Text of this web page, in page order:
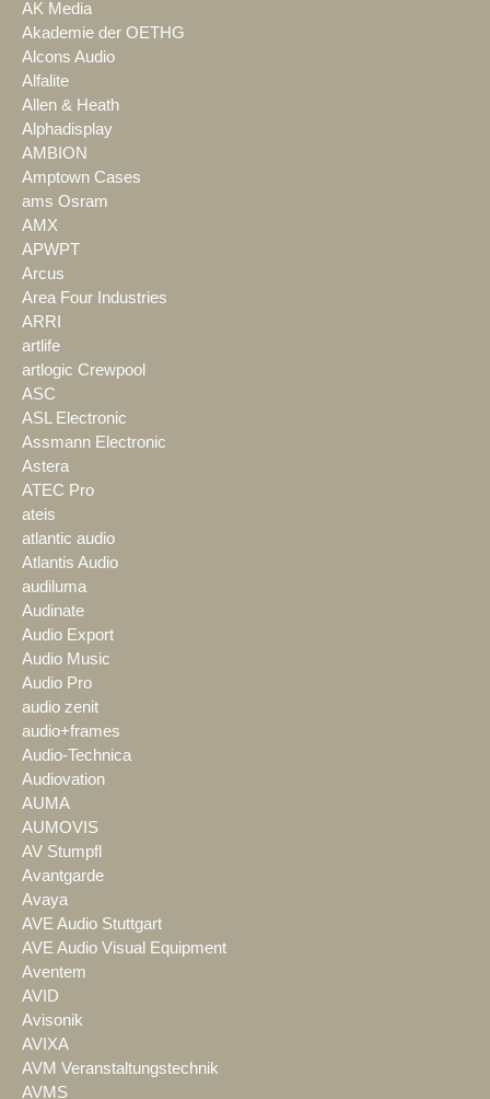
AK Media
Akademie der OETHG
Alcons Audio
Alfalite
Allen & Heath
Alphadisplay
AMBION
Amptown Cases
ams Osram
AMX
APWPT
Arcus
Area Four Industries
ARRI
artlife
artlogic Crewpool
ASC
ASL Electronic
Assmann Electronic
Astera
ATEC Pro
ateis
atlantic audio
Atlantis Audio
audiluma
Audinate
Audio Export
Audio Music
Audio Pro
audio zenit
audio+frames
Audio-Technica
Audiovation
AUMA
AUMOVIS
AV Stumpfl
Avantgarde
Avaya
AVE Audio Stuttgart
AVE Audio Visual Equipment
Aventem
AVID
Avisonik
AVIXA
AVM Veranstaltungstechnik
AVMS